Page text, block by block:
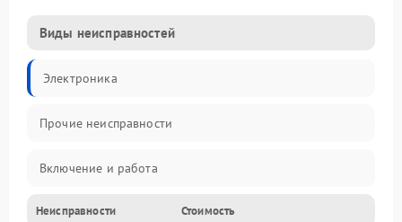
Виды неисправностей
Электроника
Прочие неисправности
Включение и работа
Работа с нагрузкой
Неисправности Стоимость